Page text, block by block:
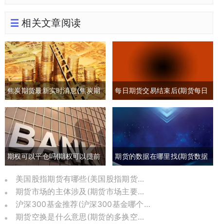
相关文章阅读
焦炭期货最新实时消息(焦炭期
货最新行情分析)
每日期货交易结束后(期货每日
交易时间)
期权可以平仓吗(期权可以提前
平仓吗有盈利吗)
期货的数据在哪里找(期货数据
哪里可以找)
美国股指期货有哪些(美国股指期货是哪个交易所)
期货市场的主体涉及(期货市场主要参与者包括)
沪深300基金推荐(沪深300基金哪个比较好)
期货空换是什么意思(期货的多换空换是什么意思)